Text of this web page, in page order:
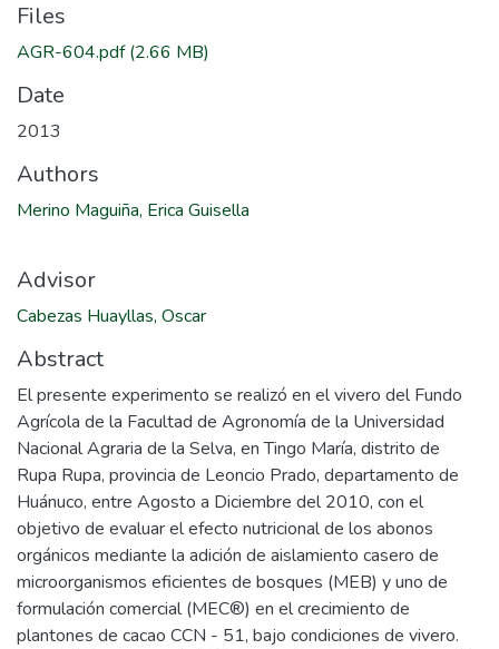
Files
AGR-604.pdf(2.66 MB)
Date
2013
Authors
Merino Maguiña, Erica Guisella
Advisor
Cabezas Huayllas, Oscar
Abstract
El presente experimento se realizó en el vivero del Fundo
Agrícola de la Facultad de Agronomía de la Universidad
Nacional Agraria de la Selva, en Tingo María, distrito de
Rupa Rupa, provincia de Leoncio Prado, departamento de
Huánuco, entre Agosto a Diciembre del 2010, con el
objetivo de evaluar el efecto nutricional de los abonos
orgánicos mediante la adición de aislamiento casero de
microorganismos eficientes de bosques (MEB) y uno de
formulación comercial (MEC®) en el crecimiento de
plantones de cacao CCN - 51, bajo condiciones de vivero.